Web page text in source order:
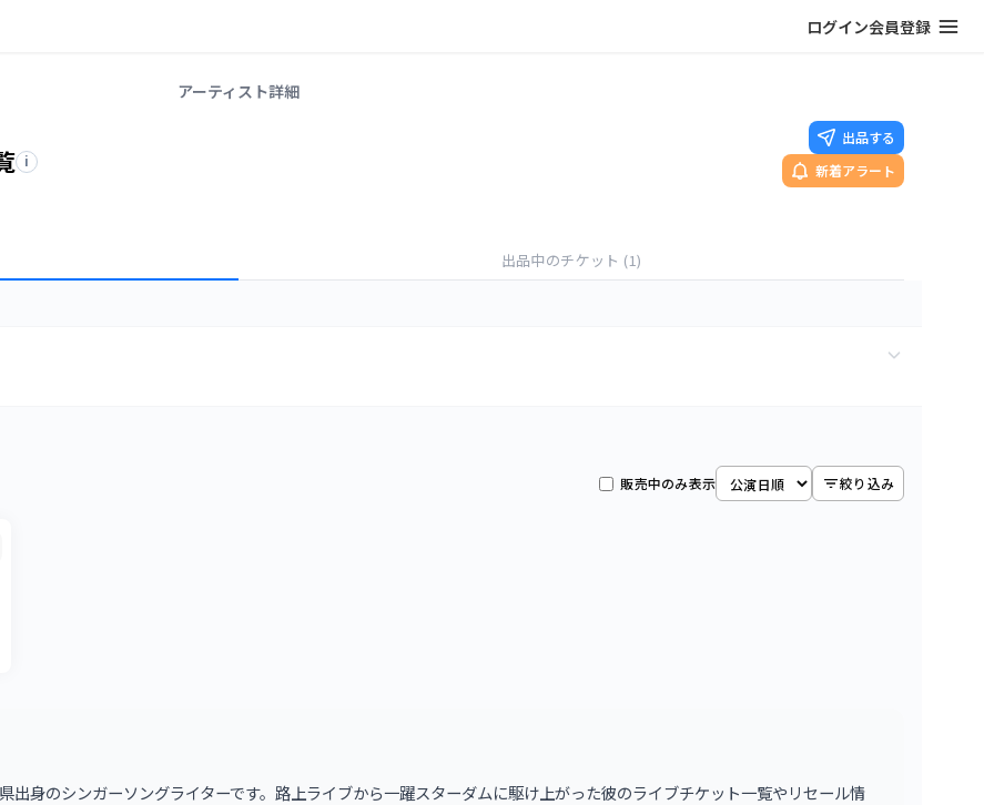
ログイン会員登録
アーティスト詳細
i
出品する
新着アラート
出品中のチケット (1)
1枚
販売中のみ表示 絞り込み
身のシンガーソングライターです。路上ライブから一躍スターダムに駆け上がった彼のライブチケット一覧やリセール情